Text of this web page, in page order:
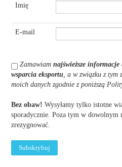
Imię
E-mail
Zamawiamnajświeższe
wsparcia eksportu, a w związku z tym
moich danych zgodnie z poniższą
Bez obaw! Wysyłamy tylko istotne
sporadycznie. Poza tym w dowolnym
zrezygnować.